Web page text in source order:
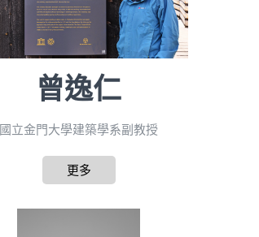
曾逸仁
國立金門大學建築學系副教授
更多